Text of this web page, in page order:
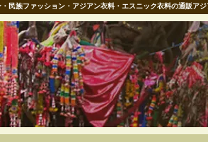
民族ファッション・アジアン衣料・エスニック衣料の通販アジ